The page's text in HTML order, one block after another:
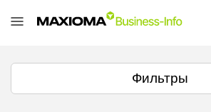
Фильтры